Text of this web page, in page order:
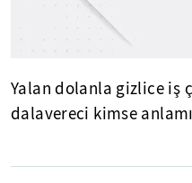
Yalan dolanla gizlice iş
dalavereci kimse